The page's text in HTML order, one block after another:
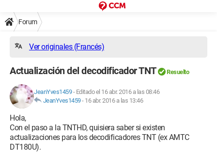
Forum
Ver originales (Francés)
Actualización del decodificador TNT Resuelto
JeanYves1459- Editado el 16 abr. 2016 a las 08:46
JeanYves1459- 16 abr. 2016 a las 13:46
Hola,
Con el paso a la TNTHD, quisiera saber si existen
actualizaciones para los decodificadores TNT (ex AMTC
DT180U).